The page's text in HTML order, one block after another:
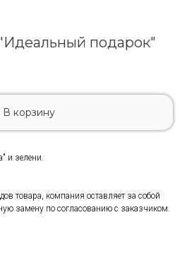
подарок"
В корзину
и зелени.
товара, компания оставляет за собой
замену по согласованию с заказчиком.